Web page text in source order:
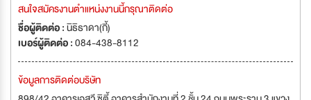
สนใจสมัครงานตำแหน่งงานนี้กรุณาติดต่อ
ชื่อผู้ติดต่อ :นิธิธาดา(กี้)
เบอร์ผู้ติดต่อ :084-438-8112
ข้อมูลการติดต่อบริษัท